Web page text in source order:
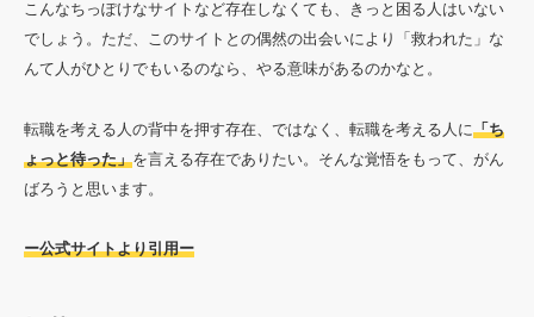
こんなちっぽけなサイトなど存在しなくても、きっと困る人はいない
でしょう。ただ、このサイトとの偶然の出会いにより「救われた」な
んて人がひとりでもいるのなら、やる意味があるのかなと。
転職を考える人の背中を押す存在、ではなく、転職を考える人に「ち
ょっと待った」を言える存在でありたい。そんな覚悟をもって、がん
ばろうと思います。
ー公式サイトより引用ー